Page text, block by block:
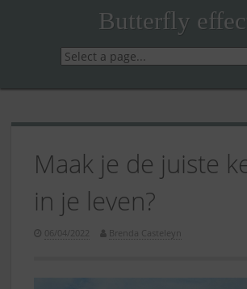
Butterfly
Maak je de juiste
in je leven?
06/04/2022 Brenda Casteleyn